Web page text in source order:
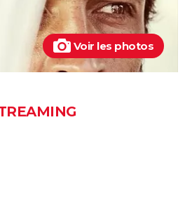
Depardieu, avis...
annonce
Voir les photos